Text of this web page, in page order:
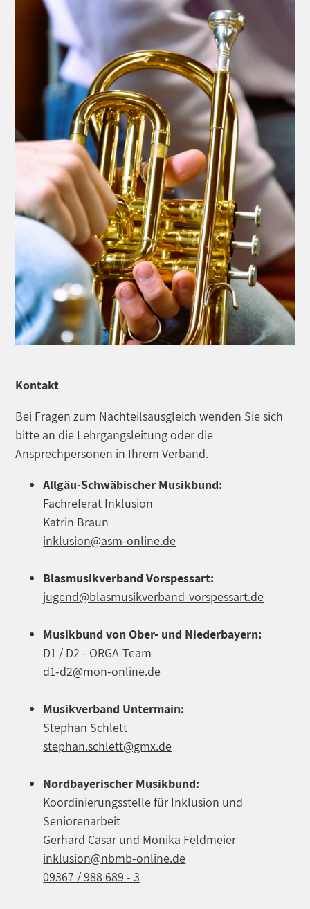
Kontakt
Bei Fragen zum Nachteilsausgleich wenden Sie sich
bitte an die Lehrgangsleitung oder die
Ansprechpersonen in Ihrem Verband.
Allgäu-Schwäbischer Musikbund:
Fachreferat Inklusion
Katrin Braun
inklusion@asm-online.de
Blasmusikverband Vorspessart:
jugend@blasmusikverband-vorspessart.de
Musikbund von Ober- und Niederbayern:
D1 / D2 - ORGA-Team
d1-d2@mon-online.de
Musikverband Untermain:
Stephan Schlett
stephan.schlett@gmx.de
Nordbayerischer Musikbund:
Koordinierungsstelle für Inklusion und
Seniorenarbeit
Gerhard Cäsar und Monika Feldmeier
inklusion@nbmb-online.de
09367 / 988 689 - 3